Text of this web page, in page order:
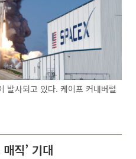
발사되고 있다. 케이프 커내버럴
직’ 기대